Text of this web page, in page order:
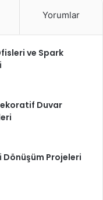
Yorumlar
ve Spark
Duvar
Dönüşüm Projeleri